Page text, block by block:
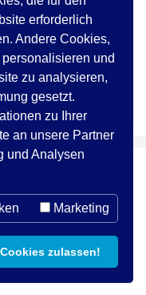
erforderlich
Andere Cookies,
und
zu analysieren,
gesetzt.
zu Ihrer
an unsere Partner
und Analysen
Marketing
Cookies zulassen!
0